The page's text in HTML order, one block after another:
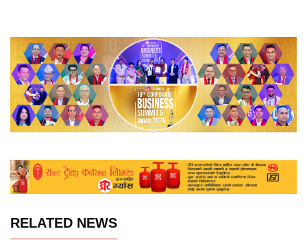
RELATED NEWS